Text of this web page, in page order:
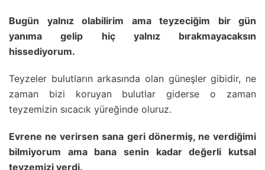
Bugün yalnız olabilirim ama teyzeciğim bir gün
yanıma gelip hiç yalnız bırakmayacaksın
hissediyorum.
Teyzeler bulutların arkasında olan güneşler gibidir, ne
zaman bizi koruyan bulutlar giderse o zaman
teyzemizin sıcacık yüreğinde oluruz.
Evrene ne verirsen sana geri dönermiş, ne verdiğimi
bilmiyorum ama bana senin kadar değerli kutsal
teyzemizi verdi.